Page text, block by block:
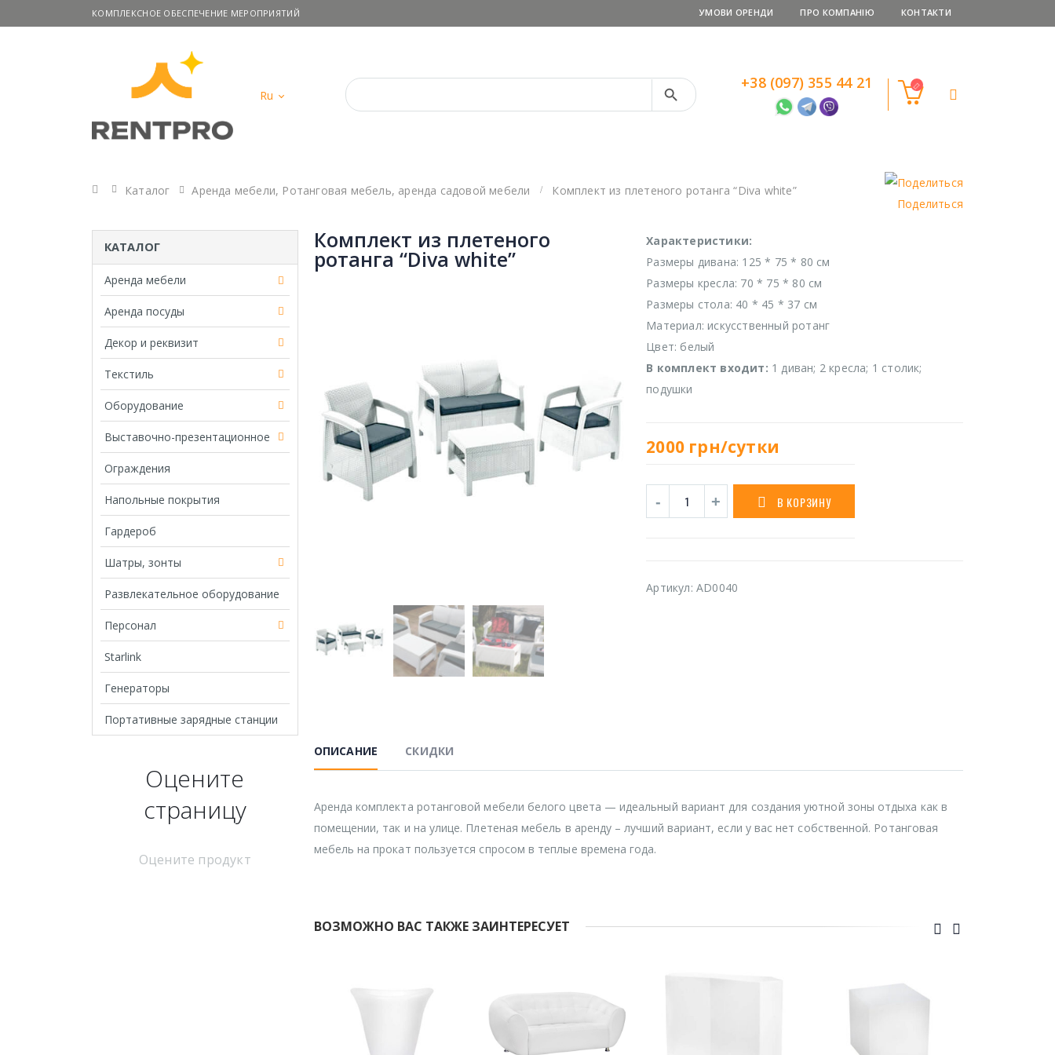
КОМПЛЕКСНОЕ ОБЕСПЕЧЕНИЕ МЕРОПРИЯТИЙ УМОВИ ОРЕНДИ ПРО КОМПАНІЮ КОНТАКТИ
Ru
Search Button +38 (097) 355 44 21
Главная
Каталог Аренда мебели, Ротанговая мебель, аренда садовой мебели
Комплект из плетеного ротанга “Diva white”
Поделиться
Комплект из плетеного
ротанга “Diva white”
Характеристики:
Размеры дивана: 125 * 75 * 80 см
Размеры кресла: 70 * 75 * 80 см
Размеры стола: 40 * 45 * 37 см
Материал: искусственный ротанг
Цвет: белый
В комплект входит: 1 диван; 2 кресла; 1 столик;
подушки
2000 грн/сутки
В КОРЗИНУ
Артикул:AD0040
ОПИСАНИЕ СКИДКИ
Аренда комплекта ротанговой мебели белого цвета — идеальный вариант для создания уютной зоны отдыха как в
помещении, так и на улице. Плетеная мебель в аренду – лучший вариант, если у вас нет собственной. Ротанговая
мебель на прокат пользуется спросом в теплые времена года.
ВОЗМОЖНО ВАС ТАКЖЕ ЗАИНТЕРЕСУЕТ
КАТАЛОГ
Аренда мебели
Аренда посуды
Декор и реквизит
Текстиль
Оборудование
Выставочно-презентационное
Ограждения
Напольные покрытия
Гардероб
Шатры, зонты
Развлекательное оборудование
Персонал
Starlink
Генераторы
Портативные зарядные станции
Оцените
страницу
Оцените продукт